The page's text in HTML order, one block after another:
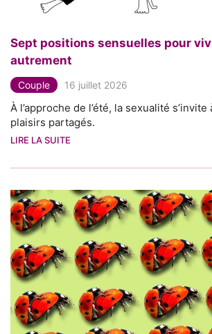
Sept positions sensuelles pour
autrement
Couple 16 juillet 2026
À l’approche de l’été, la sexualité
plaisirs partagés.
LIRE LA SUITE